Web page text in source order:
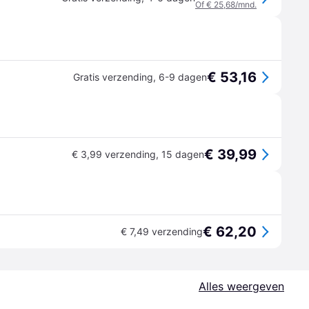
Of € 25,68/mnd.
Gratis verzending, 6-9 dagen€ 53,16
€ 3,99 verzending, 15 dagen€ 39,99
€ 7,49 verzending€ 62,20
Alles weergeven